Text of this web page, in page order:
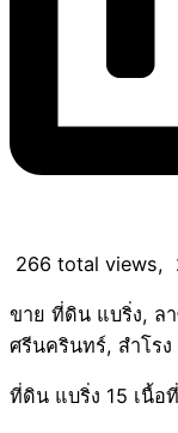
266 total views,
ขาย ที่ดิน แบริ่ง, ล
ศรีนครินทร์, สำโรง
ที่ดิน แบริ่ง 15 เนื้อ